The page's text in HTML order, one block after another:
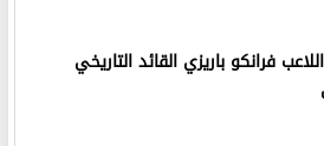
فرانكو باريزي القائد التاريخي